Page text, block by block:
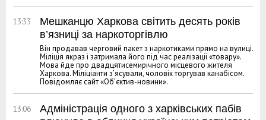
13:33
Мешканцю Харкова світить десять років
в’язниці за наркоторгівлю
Він продавав черговий пакет з наркотиками прямо на вулиці.
Міліція якраз і затримала його під час реалізації «товару».
Мова йде про двадцятисемирічного місцевого жителя
Харкова. Міліціанти з’ясували, чоловік торгував канабісом.
Повідомляє сайт «Об’єктив-новини».
13:06
Адміністрація одного з харківських пабів